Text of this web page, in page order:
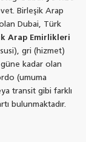
Birleşik Arap
Dubai, Türk
Arap Emirlikleri
gri (hizmet)
kadar olan
(umuma
transit gibi farklı
bulunmaktadır.